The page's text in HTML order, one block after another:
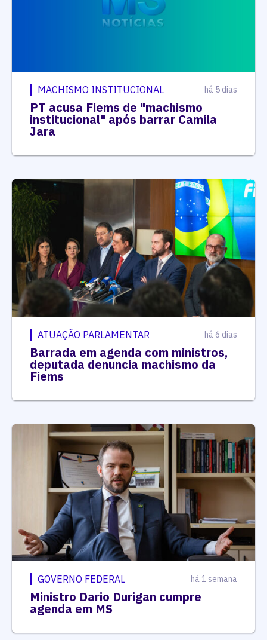
MACHISMO INSTITUCIONAL há 5 dias
PT acusa Fiems de "machismo
institucional" após barrar Camila
Jara
ATUAÇÃO PARLAMENTAR há 6 dias
Barrada em agenda com ministros,
deputada denuncia machismo da
Fiems
GOVERNO FEDERAL há 1 semana
Ministro Dario Durigan cumpre
agenda em MS